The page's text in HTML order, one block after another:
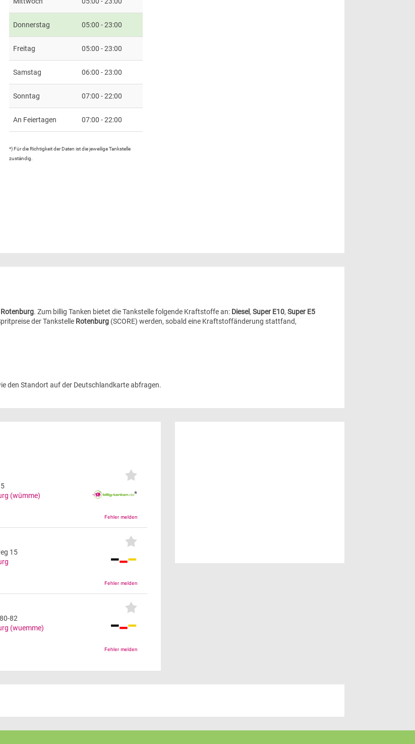
Donnerstag 05:00 - 23:00
Freitag 05:00 - 23:00
Samstag 06:00 - 23:00
Sonntag 07:00 - 22:00
An Feiertagen 07:00 - 22:00
*) Für die Richtigkeit der Daten ist die jeweilige Tankstelle
zuständig.
. Zum billig Tanken bietet die Tankstelle folgende Kraftstoffe an: Diesel, Super E10, Super E5
der Tankstelle Rotenburg (SCORE) werden, sobald eine Kraftstoffänderung stattfand,
den Standort auf der Deutschlandkarte abfragen.
(wümme) *
15
82
(wuemme)